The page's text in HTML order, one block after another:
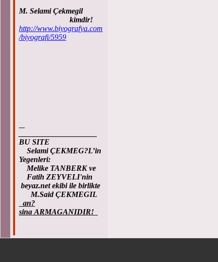
M. Selami Çekmegil
kimdir!
http://www.biyografya.com
/biyografi/5959
BU SITE
Selami ÇEKMEG?L’in
Yegenleri:
Melike TANBERK ve
Fatih ZEYVELI'nin
beyaz.net ekibi ile birlikte
M.Said ÇEKMEGIL
an?
sina ARMAGANIDIR!